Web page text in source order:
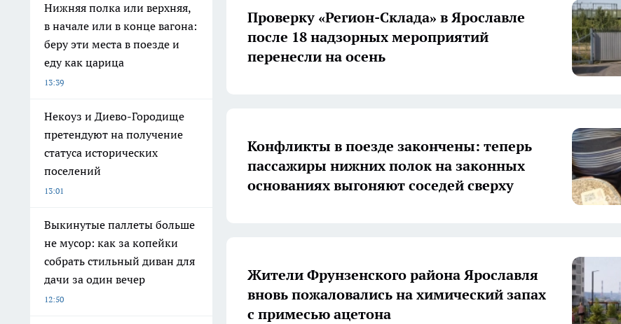
Нижняя полка или верхняя,
в начале или в конце вагона:
беру эти места в поезде и
еду как царица
13:39
Некоуз и Диево-Городище
претендуют на получение
статуса исторических
поселений
13:01
Выкинутые паллеты больше
не мусор: как за копейки
собрать стильный диван для
дачи за один вечер
12:50
Проверку «Регион-Склада» в Ярославле
после 18 надзорных мероприятий
перенесли на осень
Конфликты в поезде закончены: теперь
пассажиры нижних полок на законных
основаниях выгоняют соседей сверху
Жители Фрунзенского района Ярославля
вновь пожаловались на химический запах
с примесью ацетона